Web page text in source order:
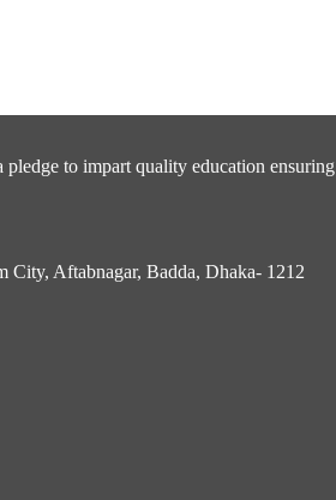
to impart quality education ensuring
City, Aftabnagar, Badda, Dhaka- 1212